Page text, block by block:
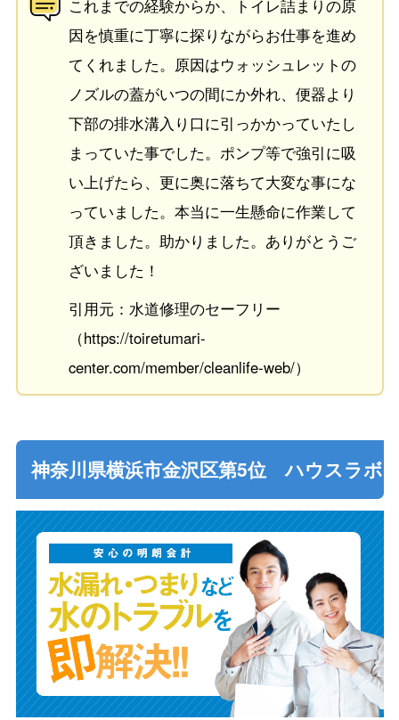
これまでの経験からか、トイレ詰まりの原
因を慎重に丁寧に探りながらお仕事を進め
てくれました。原因はウォッシュレットの
ノズルの蓋がいつの間にか外れ、便器より
下部の排水溝入り口に引っかかっていたし
まっていた事でした。ポンプ等で強引に吸
い上げたら、更に奥に落ちて大変な事にな
っていました。本当に一生懸命に作業して
頂きました。助かりました。ありがとうご
ざいました！
引用元：水道修理のセーフリー
（https://toiretumari-
center.com/member/cleanlife-web/）
神奈川県横浜市金沢区第5位 ハウスラボ